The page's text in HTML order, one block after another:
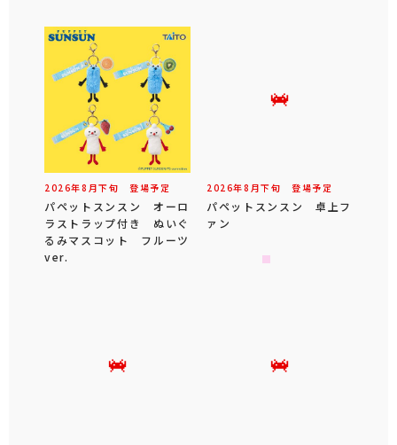
2026年8 月下旬 登場予定
パペットスンスン オーロ
ラストラップ付き ぬいぐ
るみマスコット フルーツ
ver.
2026年8 月下旬 登場予定
パペットスンスン 卓上フ
ァン